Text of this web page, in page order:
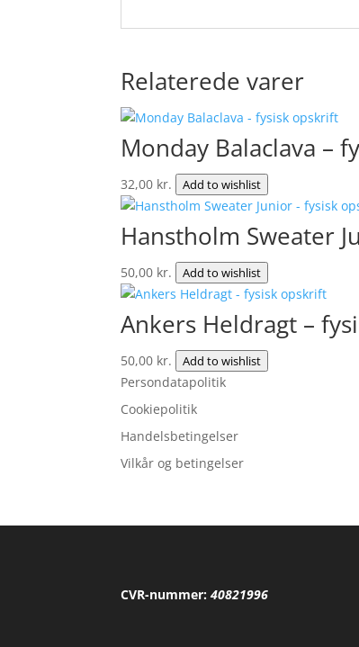
Relaterede varer
Monday Balaclava –
32,00 kr. Add to wishlist
Hanstholm Sweater
50,00 kr. Add to wishlist
Ankers Heldragt –
50,00 kr. Add to wishlist
Persondatapolitik
Cookiepolitik
Handelsbetingelser
Vilkår og betingelser
CVR-nummer:40821996